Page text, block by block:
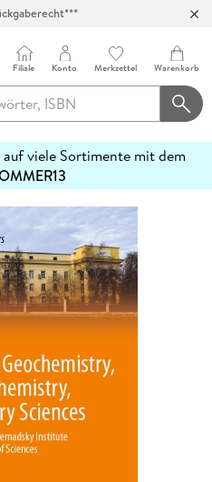
Filiale Konto Merkzettel Warenkorb
auf viele Sortimente mit dem